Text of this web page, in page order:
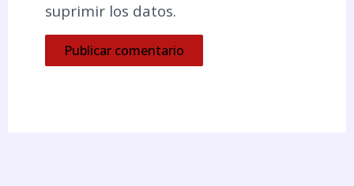
suprimir los datos.